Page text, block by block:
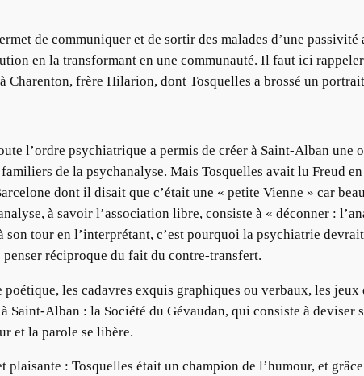
de communiquer et de sortir des malades d’une
en la transformant en une communauté. Il faut ici
frère Hilarion, dont Tosquelles a brossé un
l’ordre psychiatrique a permis de créer à Saint-Alban une
de la psychanalyse. Mais Tosquelles avait lu Freud
dont il disait que c’était une « petite Vienne » car
à savoir l’association libre, consiste à « déconner :
son tour en l’interprétant, c’est pourquoi la psychiatrie
réciproque du fait du contre-transfert.
les cadavres exquis graphiques ou verbaux, les
Saint-Alban : la Société du Gévaudan, qui consiste à deviser
et la parole se libère.
: Tosquelles était un champion de l’humour, et